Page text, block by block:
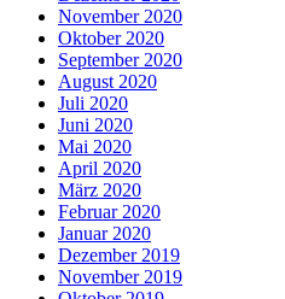
November 2020
Oktober 2020
September 2020
August 2020
Juli 2020
Juni 2020
Mai 2020
April 2020
März 2020
Februar 2020
Januar 2020
Dezember 2019
November 2019